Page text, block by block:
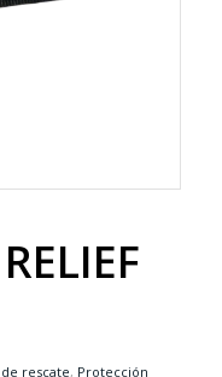
rescate, Protección